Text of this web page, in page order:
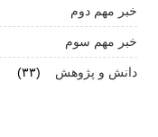
زنان: نقش کلیدی
آیا پرخوری و ریزه
خبر مهم دوم
خبر مهم سوم
دانش و پژوهش (۳۳)